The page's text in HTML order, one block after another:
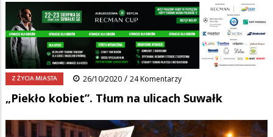
Ścieżka
nawigacyjna
Strona główna/Wiadomości/Z życia miasta/
„Piekło kobiet”. Tłum na ulicach Suwałk
FacebookPinterestTumblr Reddit Share
Z ŻYCIA MIASTA 26/10/2020 / 24 Komentarzy
„Piekło kobiet”. Tłum na ulicach Suwałk